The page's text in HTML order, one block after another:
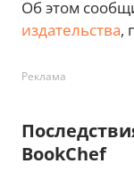
Об этом
издательства,
Реклама
BookChef